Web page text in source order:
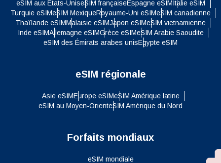
eSIM aux États-UniseSIM françaiseEspagne eSIMItalie eSIM
Turquie eSIMeSIM MexiqueRoyaume-Uni eSIMeSIM canadienne
Thaïlande eSIMMalaisie eSIMJapon eSIMeSIM vietnamienne
Inde eSIMAllemagne eSIMGrèce eSIMeSIM Arabie Saoudite
eSIM des Émirats arabes unisEgypte eSIM
eSIM régionale
Asie eSIMEurope eSIMeSIM Amérique latine
eSIM au Moyen-OrienteSIM Amérique du Nord
Forfaits mondiaux
eSIM mondiale